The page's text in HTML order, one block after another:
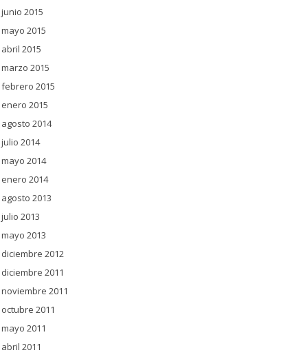
junio 2015
mayo 2015
abril 2015
marzo 2015
febrero 2015
enero 2015
agosto 2014
julio 2014
mayo 2014
enero 2014
agosto 2013
julio 2013
mayo 2013
diciembre 2012
diciembre 2011
noviembre 2011
octubre 2011
mayo 2011
abril 2011